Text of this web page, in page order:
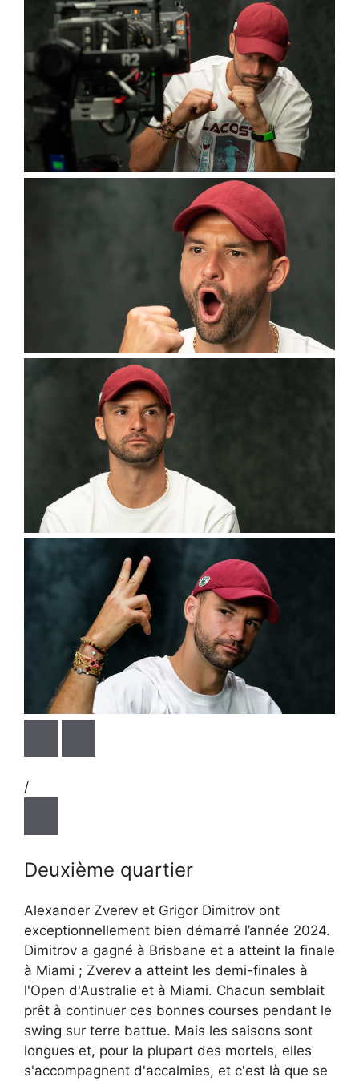
/
Deuxième quartier
Alexander Zverev et Grigor Dimitrov ont
exceptionnellement bien démarré l’année 2024.
Dimitrov a gagné à Brisbane et a atteint la finale
à Miami ; Zverev a atteint les demi-finales à
l'Open d'Australie et à Miami. Chacun semblait
prêt à continuer ces bonnes courses pendant le
swing sur terre battue. Mais les saisons sont
longues et, pour la plupart des mortels, elles
s'accompagnent d'accalmies, et c'est là que se